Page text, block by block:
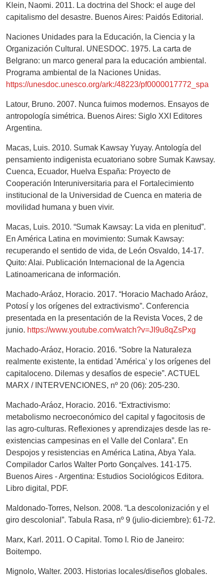
Klein, Naomi. 2011. La doctrina del Shock: el auge del
capitalismo del desastre. Buenos Aires: Paidós Editorial.
Naciones Unidades para la Educación, la Ciencia y la
Organización Cultural. UNESDOC. 1975. La carta de
Belgrano: un marco general para la educación ambiental.
Programa ambiental de la Naciones Unidas.
https://unesdoc.unesco.org/ark:/48223/pf0000017772_spa
Latour, Bruno. 2007. Nunca fuimos modernos. Ensayos de
antropología simétrica. Buenos Aires: Siglo XXI Editores
Argentina.
Macas, Luis. 2010. Sumak Kawsay Yuyay. Antología del
pensamiento indigenista ecuatoriano sobre Sumak Kawsay.
Cuenca, Ecuador, Huelva España: Proyecto de
Cooperación Interuniversitaria para el Fortalecimiento
institucional de la Universidad de Cuenca en materia de
movilidad humana y buen vivir.
Macas, Luis. 2010. “Sumak Kawsay: La vida en plenitud”.
En América Latina en movimiento: Sumak Kawsay:
recuperando el sentido de vida, de León Osvaldo, 14-17.
Quito: Alai. Publicación Internacional de la Agencia
Latinoamericana de información.
Machado-Aráoz, Horacio. 2017. “Horacio Machado Aráoz,
Potosí y los orígenes del extractivismo”. Conferencia
presentada en la presentación de la Revista Voces, 2 de
junio. https://www.youtube.com/watch?v=JI9u8qZsPxg
Machado-Aráoz, Horacio. 2016. “Sobre la Naturaleza
realmente existente, la entidad 'América' y los orígenes del
capitaloceno. Dilemas y desafíos de especie”. ACTUEL
MARX / INTERVENCIONES, nº 20 (06): 205-230.
Machado-Aráoz, Horacio. 2016. “Extractivismo:
metabolismo necroeconómico del capital y fagocitosis de
las agro-culturas. Reflexiones y aprendizajes desde las re-
existencias campesinas en el Valle del Conlara”. En
Despojos y resistencias en América Latina, Abya Yala.
Compilador Carlos Walter Porto Gonçalves. 141-175.
Buenos Aires - Argentina: Estudios Sociológicos Editora.
Libro digital, PDF.
Maldonado-Torres, Nelson. 2008. “La descolonización y el
giro descolonial”. Tabula Rasa, nº 9 (julio-diciembre): 61-72.
Marx, Karl. 2011. O Capital. Tomo I. Rio de Janeiro:
Boitempo.
Mignolo, Walter. 2003. Historias locales/diseños globales.